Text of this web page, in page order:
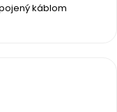
káblom